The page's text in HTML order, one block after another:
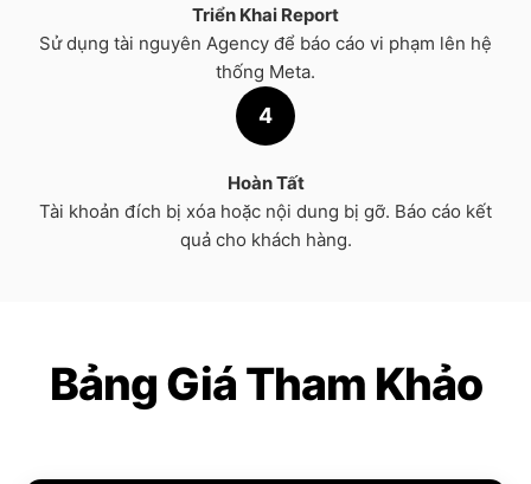
Triển Khai Report
Sử dụng tài nguyên Agency để báo cáo vi phạm lên hệ
thống Meta.
4
Hoàn Tất
Tài khoản đích bị xóa hoặc nội dung bị gỡ. Báo cáo kết
quả cho khách hàng.
Bảng Giá Tham Khảo